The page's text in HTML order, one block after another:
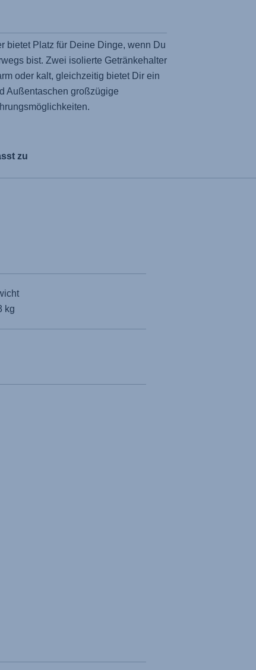
bietet Platz für Deine Dinge, wenn Du
bist. Zwei isolierte Getränkehalter
oder kalt, gleichzeitig bietet Dir ein
Außentaschen großzügige
zu
kg